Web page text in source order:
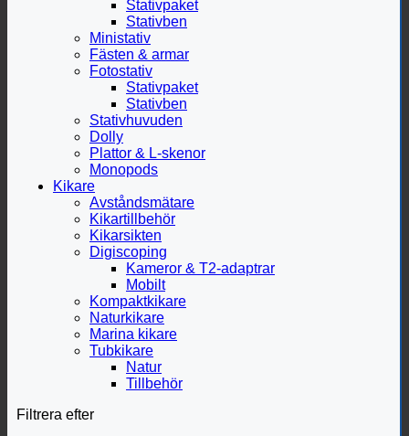
Stativpaket
Stativben
Ministativ
Fästen & armar
Fotostativ
Stativpaket
Stativben
Stativhuvuden
Dolly
Plattor & L-skenor
Monopods
Kikare
Avståndsmätare
Kikartillbehör
Kikarsikten
Digiscoping
Kameror & T2-adaptrar
Mobilt
Kompaktkikare
Naturkikare
Marina kikare
Tubkikare
Natur
Tillbehör
Filtrera efter